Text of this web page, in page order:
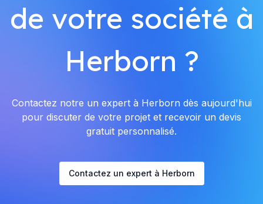
de votre société à
Herborn ?
Contactez notre un expert à Herborn dès aujourd'hui
pour discuter de votre projet et recevoir un devis
gratuit personnalisé.
Contactez un expert à Herborn